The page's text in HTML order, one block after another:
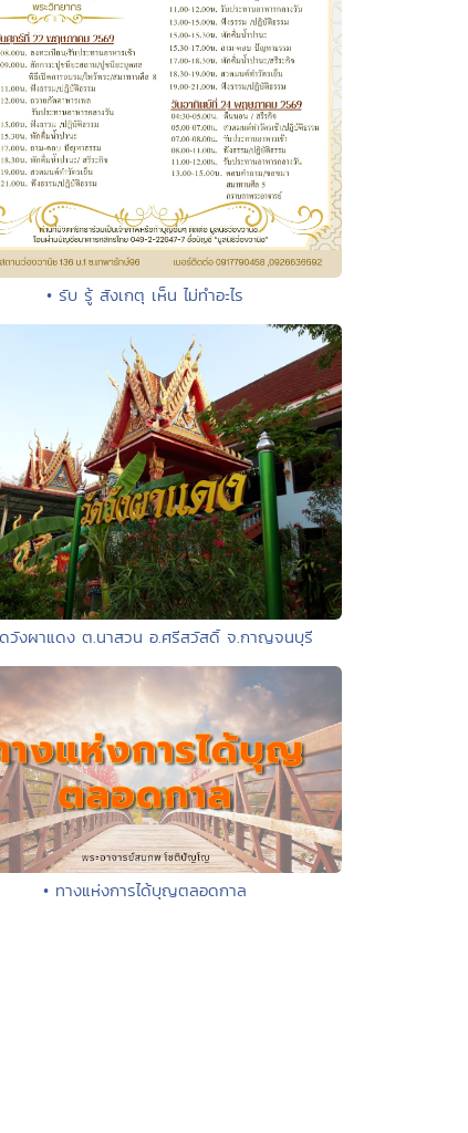
• รับ รู้ สังเกตุ เห็น ไม่ทำอะไร
วังผาแดง ต.นาสวน อ.ศรีสวัสดิ์ จ.กาญจนบุรี
• ทางแห่งการได้บุญตลอดกาล